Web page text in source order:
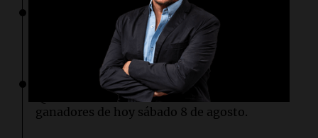
Barcelona y Real Madrid despidieron en sus
redes sociales a Jorge Messi
Sociedad
Quiniela matutina: conocé los números
ganadores de hoy sábado 8 de agosto.